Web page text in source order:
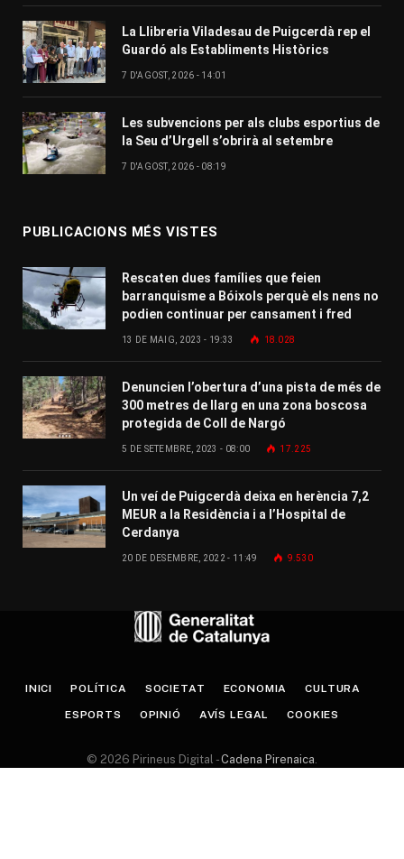
La Llibreria Viladesau de Puigcerdà rep el
Guardó als Establiments Històrics
7 D'AGOST, 2026 - 14:01
Les subvencions per als clubs esportius de
la Seu d’Urgell s’obrirà al setembre
7 D'AGOST, 2026 - 08:19
PUBLICACIONS MÉS VISTES
Rescaten dues famílies que feien
barranquisme a Bóixols perquè els nens no
podien continuar per cansament i fred
13 DE MAIG, 2023 - 19:33 18.028
Denuncien l’obertura d’una pista de més de
300 metres de llarg en una zona boscosa
protegida de Coll de Nargó
5 DE SETEMBRE, 2023 - 08:00 17.225
Un veí de Puigcerdà deixa en herència 7,2
MEUR a la Residència i a l’Hospital de
Cerdanya
20 DE DESEMBRE, 2022 - 11:49 9.530
INICI POLÍTICA SOCIETAT ECONOMIA CULTURA
ESPORTS OPINIÓ AVÍS LEGAL COOKIES
© 2026 Pirineus Digital -Cadena Pirenaica.